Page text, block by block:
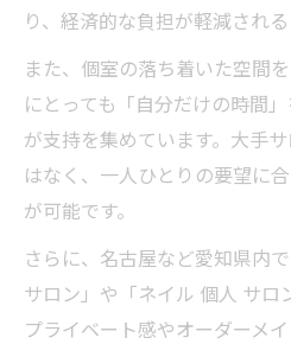
り、経済的な負担が軽減され
また、個室の落ち着いた空間
にとっても「自分だけの時間
が支持を集めています。大手
はなく、一人ひとりの要望に
が可能です。
さらに、名古屋など愛知県内
サロン」や「ネイル 個人 サロ
プライベート感やオーダーメ